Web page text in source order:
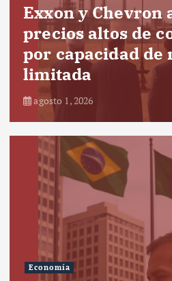
Exxon y Chevron
precios altos de
por capacidad
limitada
agosto 1, 2026
Economía